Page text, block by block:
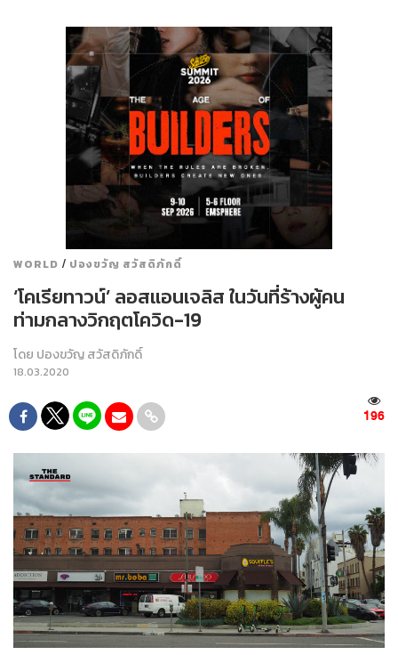
WORLD / ปองขวัญ สวัสดิภักดิ์
‘โคเรียทาวน์’ ลอสแอนเจลิส ในวันที่ร้างผู้คน
ท่ามกลางวิกฤตโควิด-19
โดย ปองขวัญ สวัสดิภักดิ์
18.03.2020
196